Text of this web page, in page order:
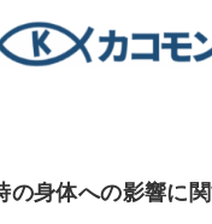
身体への影響に